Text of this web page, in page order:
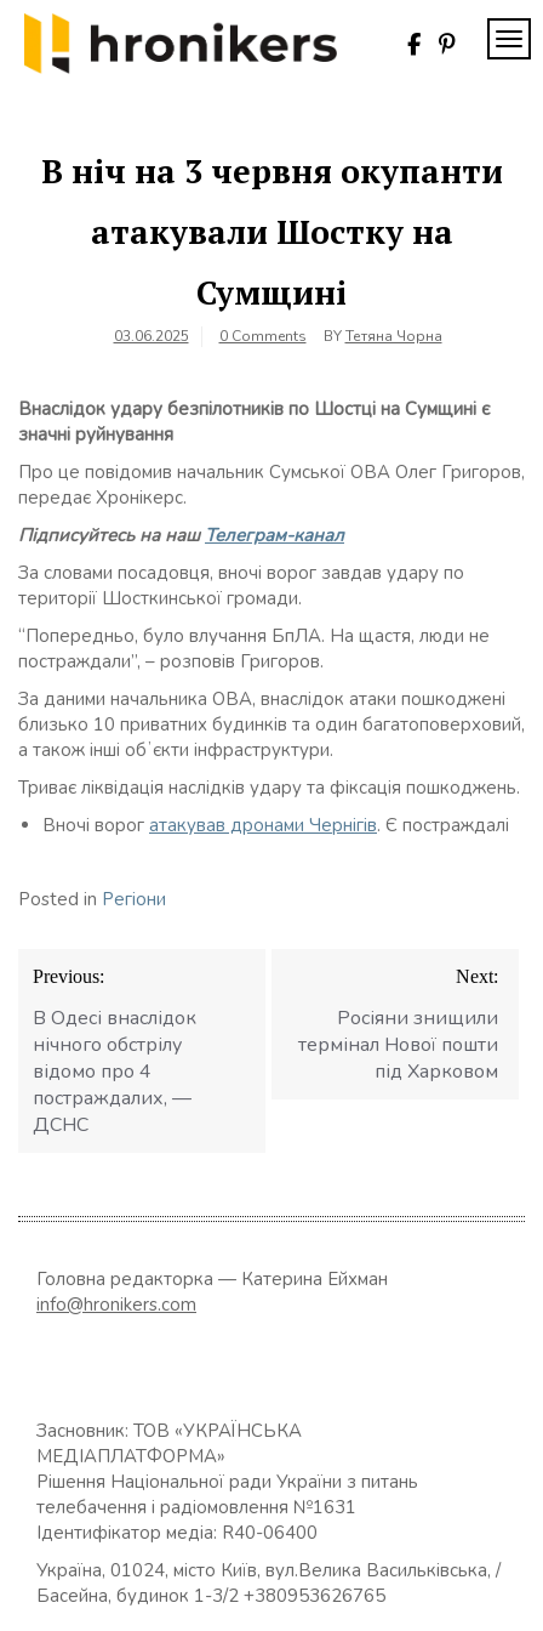
Skip
content
В ніч на 3 червня окупанти
атакували Шостку на
Сумщині
03.06.2025 0 Comments BYТетяна Чорна
Внаслідок удару безпілотників по Шостці на Сумщині є
значні руйнування
Про це повідомив начальник Сумської ОВА Олег Григоров,
передає Хронікерс.
Підписуйтесь на наш Телеграм-канал
За словами посадовця, вночі ворог завдав удару по
території Шосткинської громади.
“Попередньо, було влучання БпЛА. На щастя, люди не
постраждали”, – розповів Григоров.
За даними начальника ОВА, внаслідок атаки пошкоджені
близько 10 приватних будинків та один багатоповерховий,
а також інші обʼєкти інфраструктури.
Триває ліквідація наслідків удару та фіксація пошкоджень.
Вночі ворог атакував дронами Чернігів. Є постраждалі
Posted in Регіони
Навігація
записів
Previous:
В Одесі внаслідок
нічного обстрілу
відомо про 4
постраждалих, —
ДСНС
Next:
Росіяни знищили
термінал Нової пошти
під Харковом
Головна редакторка — Катерина Ейхман
info@hronikers.com
Засновник: ТОВ «УКРАЇНСЬКА
МЕДІАПЛАТФОРМА»
Рішення Національної ради України з питань
телебачення і радіомовлення №1631
Ідентифікатор медіа: R40-06400
Україна, 01024, місто Київ, вул.Велика Васильківська, /
Басейна, будинок 1-3/2 +380953626765